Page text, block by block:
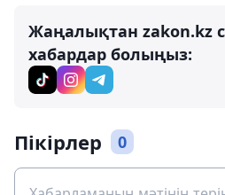
Жаңалықтан zakon.kz
хабардар болыңыз:
Пікірлер 0